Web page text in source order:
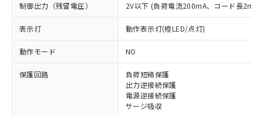
制御出力（残留電圧） 2V以下 (負荷電流200mA、コード長2m時
表示灯 動作表示灯(橙LED/点灯)
動作モード NO
保護回路
負荷短絡保護
出力逆接続保護
電源逆接続保護
サージ吸収
※1 対応状況
対応済み：EU RoHS指令（10物質）の
非含有に対応した製品が提供可能な商品で